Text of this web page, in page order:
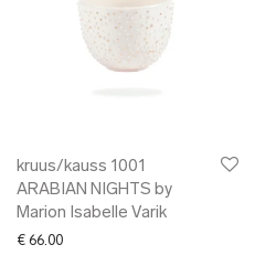
kruus/kauss 1001
ARABIAN NIGHTS by
Marion Isabelle Varik
€ 66.00